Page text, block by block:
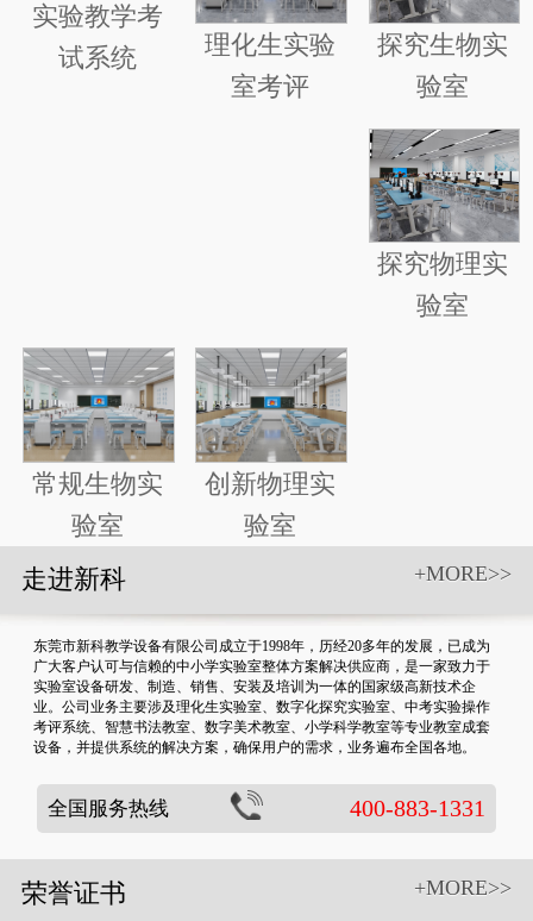
实验教学考
试系统
理化生实验
室考评
探究生物实
验室
探究物理实
验室
常规生物实
验室
创新物理实
验室
+MORE>>
走进新科
东莞市新科教学设备有限公司成立于1998年，历经20多年的发展，已成为
广大客户认可与信赖的中小学实验室整体方案解决供应商，是一家致力于
实验室设备研发、制造、销售、安装及培训为一体的国家级高新技术企
业。公司业务主要涉及理化生实验室、数字化探究实验室、中考实验操作
考评系统、智慧书法教室、数字美术教室、小学科学教室等专业教室成套
设备，并提供系统的解决方案，确保用户的需求，业务遍布全国各地。
全国服务热线 400-883-1331
+MORE>>
荣誉证书